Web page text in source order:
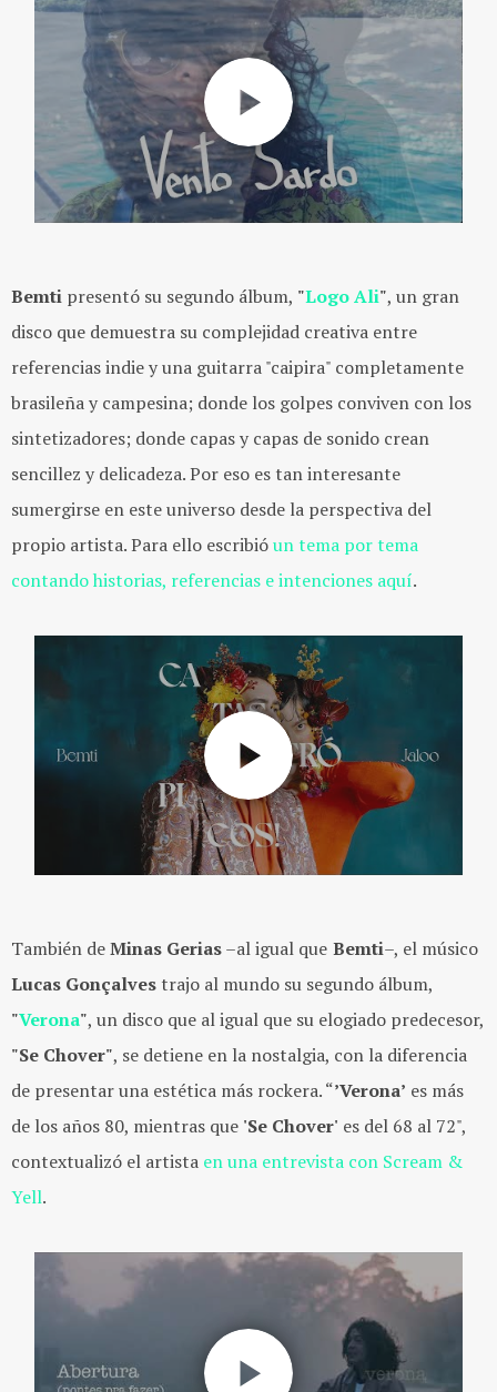
Bemti presentó su segundo álbum, "Logo Ali", un gran
disco que demuestra su complejidad creativa entre
referencias indie y una guitarra "caipira" completamente
brasileña y campesina; donde los golpes conviven con los
sintetizadores; donde capas y capas de sonido crean
sencillez y delicadeza. Por eso es tan interesante
sumergirse en este universo desde la perspectiva del
propio artista. Para ello escribióun tema por tema
contando historias, referencias e intenciones aquí.
También deMinas Gerias–al igual que Bemti–, el músico
Lucas Gonçalves trajo al mundo su segundo álbum,
"Verona", un disco que al igual que su elogiado predecesor,
"Se Chover", se detiene en la nostalgia, con la diferencia
de presentar una estética más rockera. “’Verona’ es más
de los años 80, mientras que 'Se Chover' es del 68 al 72",
contextualizó el artista en una entrevista con Scream &
Yell.